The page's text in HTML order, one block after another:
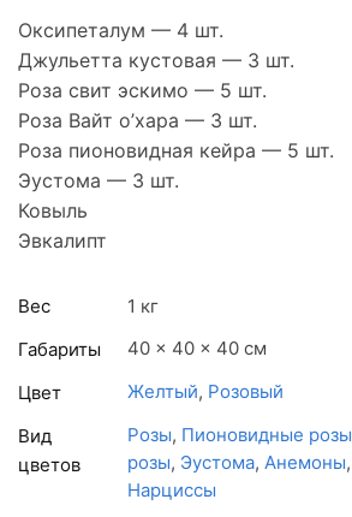
Оксипеталум — 4 шт.
Джульетта кустовая — 3 шт.
Роза свит эскимо — 5 шт.
Роза Вайт о’хара — 3 шт.
Роза пионовидная кейра — 5 шт.
Эустома — 3 шт.
Ковыль
Эвкалипт
Вес
1 кг
Габариты
40 × 40 × 40 см
Цвет
Желтый, Розовый
Вид
цветов
Розы, Пионовидные розы
розы, Эустома, Анемоны,
Нарциссы